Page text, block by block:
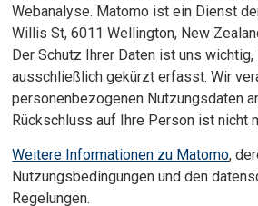
Webanalyse. Matomo ist ein Dienst
Willis St, 6011 Wellington, New
Der Schutz Ihrer Daten ist uns
ausschließlich gekürzt erfasst. Wir
personenbezogenen Nutzungsdaten
Rückschluss auf Ihre Person ist nicht
Weitere Informationen zu Matomo,
Nutzungsbedingungen und den
Regelungen.